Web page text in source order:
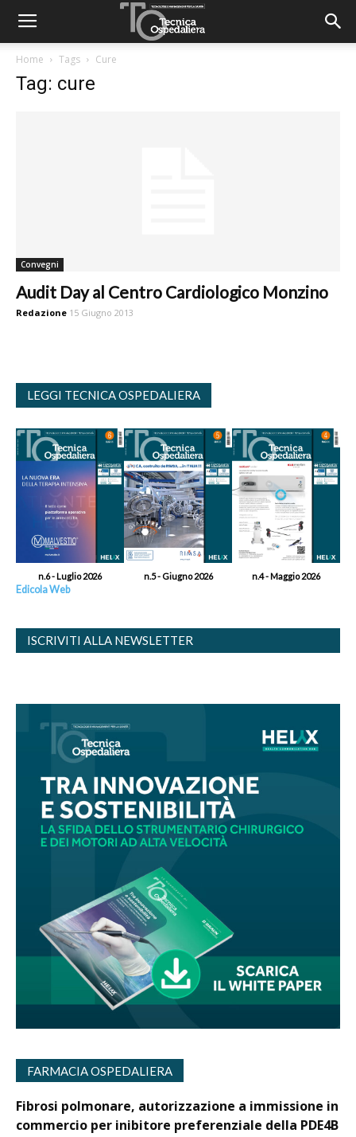
Home Tags Cure
Tag: cure
Convegni
Audit Day al Centro Cardiologico Monzino
Redazione 15 Giugno 2013
LEGGI TECNICA OSPEDALIERA
n.6 - Luglio 2026 n.5 - Giugno 2026 n.4 - Maggio 2026
Edicola Web
ISCRIVITI ALLA NEWSLETTER
FARMACIA OSPEDALIERA
Fibrosi polmonare, autorizzazione a immissione in
commercio per inibitore preferenziale della PDE4B